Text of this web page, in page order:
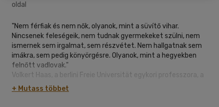
oldal
"Nem férfiak és nem nők, olyanok, mint a süvítő vihar.
Nincsenek feleségeik, nem tudnak gyermekeket szülni, nem
ismernek sem irgalmat, sem részvétet. Nem hallgatnak sem
imákra, sem pedig könyörgésre. Olyanok, mint a hegyekben
felnőtt vadlovak."
Volkert Haas, a berlini Freie Universität egykori professzora, a
mezopotámiai és a hettita vallástörténet világszerte
elismert szakértője, ebben a kötetben a szélesebb közönség
+ Mutass többet